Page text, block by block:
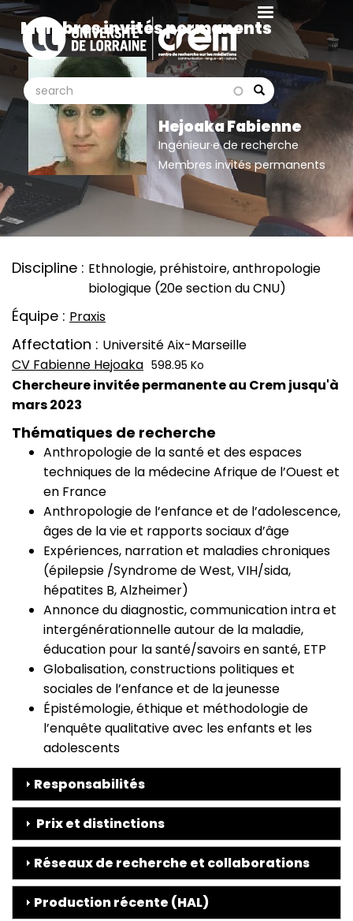
Aller
contenu
principal
Search
search search
Membres invités permanents
Hejoaka Fabienne
Ingénieur·e de recherche
Membres invités permanents
Discipline
Ethnologie, préhistoire, anthropologie
biologique (20e section du CNU)
Équipe Praxis
Affectation Université Aix-Marseille
CV
CV Fabienne Hejoaka 598.95 Ko
Chercheure invitée permanente au Crem jusqu'à
mars 2023
Thématiques de recherche
Anthropologie de la santé et des espaces
techniques de la médecine Afrique de l’Ouest et
en France
Anthropologie de l’enfance et de l’adolescence,
âges de la vie et rapports sociaux d’âge
Expériences, narration et maladies chroniques
(épilepsie /Syndrome de West, VIH/sida,
hépatites B, Alzheimer)
Annonce du diagnostic, communication intra et
intergénérationnelle autour de la maladie,
éducation pour la santé/savoirs en santé, ETP
Globalisation, constructions politiques et
sociales de l’enfance et de la jeunesse
Épistémologie, éthique et méthodologie de
l’enquête qualitative avec les enfants et les
adolescents
Responsabilités
Prix et distinctions
Réseaux de recherche et collaborations
Production récente (HAL)